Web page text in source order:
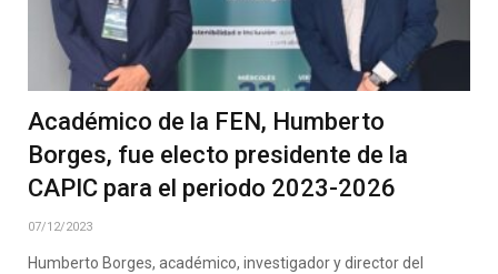
Académico de la FEN, Humberto
Borges, fue electo presidente de la
CAPIC para el periodo 2023-2026
07/12/2023
Humberto Borges, académico, investigador y director del